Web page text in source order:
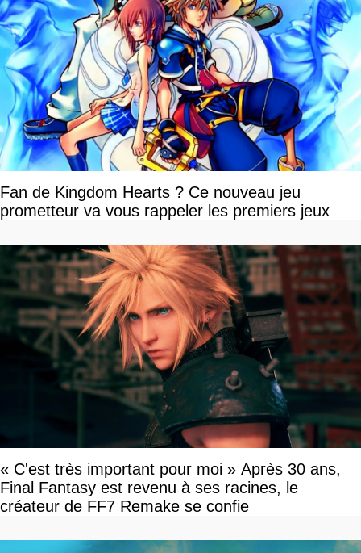
Fan de Kingdom Hearts ? Ce nouveau jeu
prometteur va vous rappeler les premiers jeux
« C'est très important pour moi » Après 30 ans,
Final Fantasy est revenu à ses racines, le
créateur de FF7 Remake se confie